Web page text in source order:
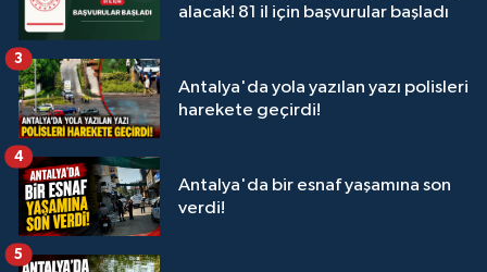
alacak! 81 il için başvurular başladı
Antalya'da yola yazılan yazı polisleri
harekete geçirdi!
3
Antalya'da bir esnaf yaşamına son
verdi!
4
5